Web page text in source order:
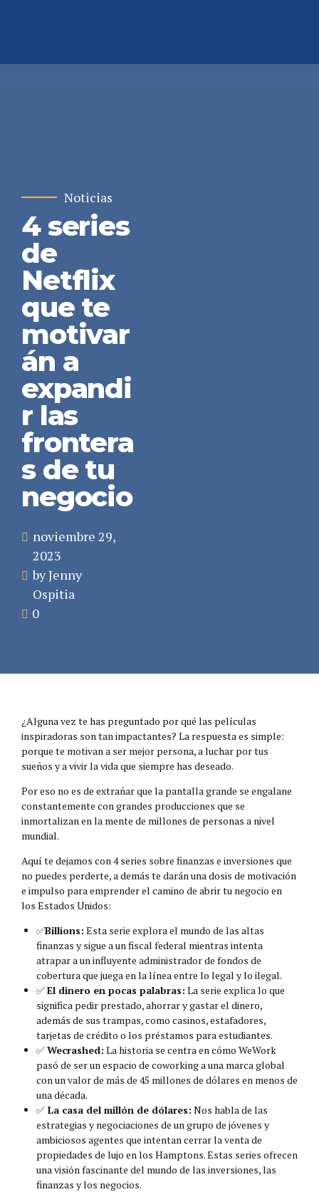
Noticias
4 series
de
Netflix
que te
motivar
án a
expandi
r las
frontera
s de tu
negocio
noviembre 29,
2023
by Jenny
Ospitia
0
¿Alguna vez te has preguntado por qué las películas
inspiradoras son tan impactantes? La respuesta es simple:
porque te motivan a ser mejor persona, a luchar por tus
sueños y a vivir la vida que siempre has deseado.
Por eso no es de extrañar que la pantalla grande se engalane
constantemente con grandes producciones que se
inmortalizan en la mente de millones de personas a nivel
mundial.
Aquí te dejamos con 4 series sobre finanzas e inversiones que
no puedes perderte, a demás te darán una dosis de motivación
e impulso para emprender el camino de abrir tu negocio en
los Estados Unidos:
✅️Billions: Esta serie explora el mundo de las altas
finanzas y sigue a un fiscal federal mientras intenta
atrapar a un influyente administrador de fondos de
cobertura que juega en la línea entre lo legal y lo ilegal.
✅️El dinero en pocas palabras: La serie explica lo que
significa pedir prestado, ahorrar y gastar el dinero,
además de sus trampas, como casinos, estafadores,
tarjetas de crédito o los préstamos para estudiantes.
✅️Wecrashed: La historia se centra en cómo WeWork
pasó de ser un espacio de coworking a una marca global
con un valor de más de 45 millones de dólares en menos de
una década.
✅️ La casa del millón de dólares: Nos habla de las
estrategias y negociaciones de un grupo de jóvenes y
ambiciosos agentes que intentan cerrar la venta de
propiedades de lujo en los Hamptons. Estas series ofrecen
una visión fascinante del mundo de las inversiones, las
finanzas y los negocios.